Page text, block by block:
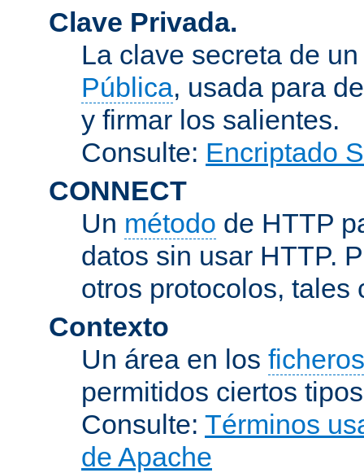
Clave Privada.
La clave secreta de
Pública, usada para
y firmar los salientes.
Consulte: Encriptado
CONNECT
Un método de HTTP
datos sin usar HTTP.
otros protocolos, tales
Contexto
Un área en los
permitidos ciertos
Consulte: Términos
de Apache